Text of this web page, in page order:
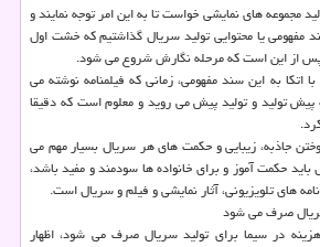
مجموعه های نمایشی خواست تا به این امر توجه نمایند و
مفهومی یا محتوایی تولید سریال گذاشتیم که خشت اول
پس از این است که مرحله نگارش شروع می شود.
اتکا به این سند مفهومی، زمانی که فیلمنامه نوشته می
تولید و تولید پیش می روید و معلوم است که دقیقا
جاذبه، زیبایی و حکمت های هر سریال بسیار مهم می
حکمت آموز و برای خانواده ها سودمند و مفید باشد،
های تلویزیونی، آثار نمایشی و فیلم و سریال است.
صرف می شود
هزینه در سیما برای تولید سریال صرف می شود، اظهار